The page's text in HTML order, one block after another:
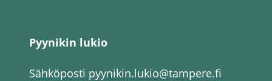
Pyynikin lukio
Sähköposti pyynikin.lukio@tampere.fi